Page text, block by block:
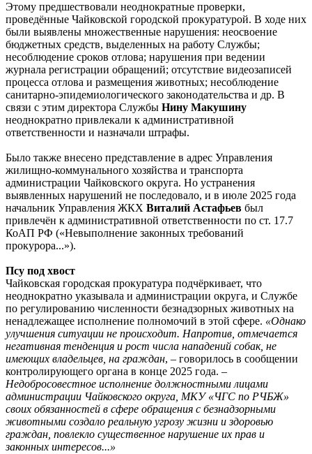
Этому предшествовали неоднократные проверки,
проведённые Чайковской городской прокуратурой. В ходе них
были выявлены множественные нарушения: неосвоение
бюджетных средств, выделенных на работу Службы;
несоблюдение сроков отлова; нарушения при ведении
журнала регистрации обращений; отсутствие видеозаписей
процесса отлова и размещения животных; несоблюдение
санитарно-эпидемиологического законодательства и др. В
связи с этим директора Службы Нину Макушину
неоднократно привлекали к административной
ответственности и назначали штрафы.
Было также внесено представление в адрес Управления
жилищно-коммунального хозяйства и транспорта
администрации Чайковского округа. Но устранения
выявленных нарушений не последовало, и в июле 2025 года
начальник Управления ЖКХ Виталий Астафьев был
привлечён к административной ответственности по ст. 17.7
КоАП РФ («Невыполнение законных требований
прокурора...»).
Псу под хвост
Чайковская городская прокуратура подчёркивает, что
неоднократно указывала и администрации округа, и Службе
по регулированию численности безнадзорных животных на
ненадлежащее исполнение полномочий в этой сфере. «Однако
улучшения ситуации не происходит. Напротив, отмечается
негативная тенденция и рост числа нападений собак, не
имеющих владельцев, на граждан, – говорилось в сообщении
контролирующего органа в конце 2025 года. –
Недобросовестное исполнение должностными лицами
администрации Чайковского округа, МКУ «ЧГС по РЧБЖ»
своих обязанностей в сфере обращения с безнадзорными
животными создало реальную угрозу жизни и здоровью
граждан, повлекло существенное нарушение их прав и
законных интересов...»